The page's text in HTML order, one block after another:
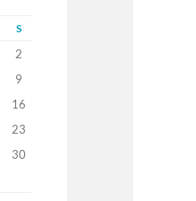
S
2
9
16
23
30